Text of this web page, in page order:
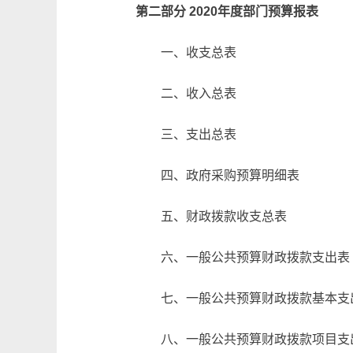
第二部分 2020年度部门预算报表
一、收支总表
二、收入总表
三、支出总表
四、政府采购预算明细表
五、财政拨款收支总表
六、一般公共预算财政拨款支出表
七、一般公共预算财政拨款基本支
八、一般公共预算财政拨款项目支